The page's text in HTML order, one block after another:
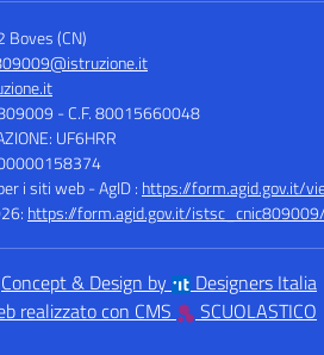
Boves (CN)
- C.F. 80015660048
UF6HRR
i siti web - AgID : https://form.agid.gov.it/
https://form.agid.gov.it/
Concept & Design by
Designers Italia
realizzato con CMS
SCUOLASTICO